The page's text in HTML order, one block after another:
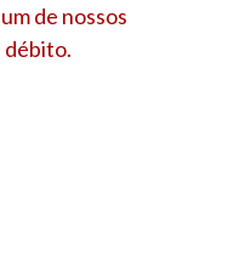
de nossos
débito.